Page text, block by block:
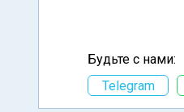
Будьте с нами:
Telegram